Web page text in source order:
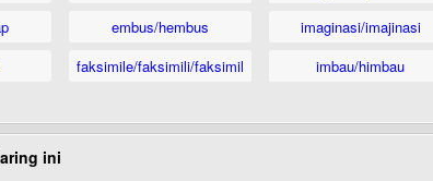
embus/hembus
faksimile/faksimili/faksimil
imaginasi/imajinasi
imbau/himbau
ini